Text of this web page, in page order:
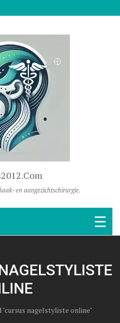
en aangezichtschirurgie.
"cursus nagelstyliste online"